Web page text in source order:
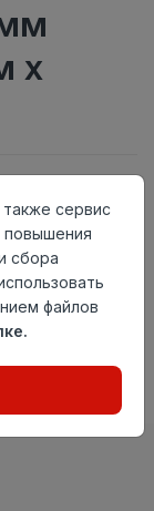
х
от
сервис
повышения
сбора
файлов